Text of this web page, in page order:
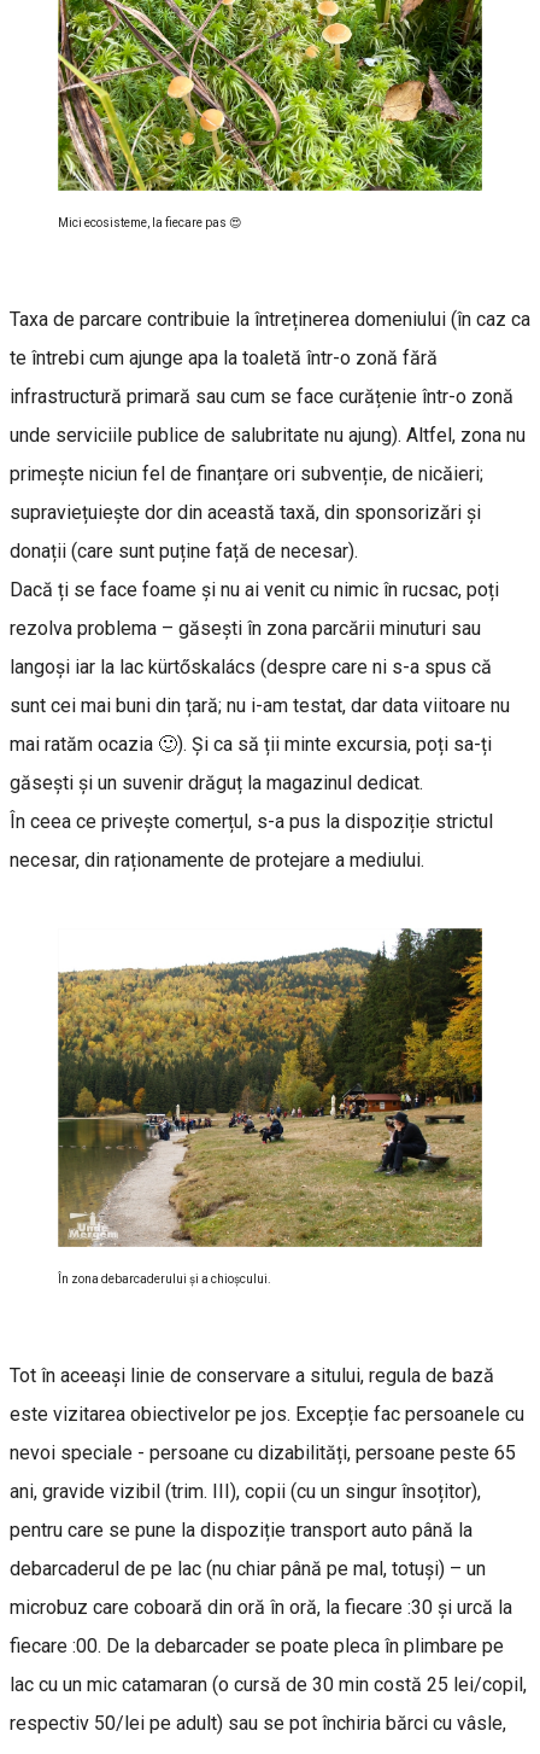
Mici ecosisteme, la fiecare pas 😍
Taxa de parcare contribuie la întreținerea domeniului (în caz ca
te întrebi cum ajunge apa la toaletă într-o zonă fără
infrastructură primară sau cum se face curățenie într-o zonă
unde serviciile publice de salubritate nu ajung). Altfel, zona nu
primește niciun fel de finanțare ori subvenție, de nicăieri;
supraviețuiește dor din această taxă, din sponsorizări și
donații (care sunt puține față de necesar).
Dacă ți se face foame și nu ai venit cu nimic în rucsac, poți
rezolva problema – găsești în zona parcării minuturi sau
langoși iar la lac kürtőskalács (despre care ni s-a spus că
sunt cei mai buni din țară; nu i-am testat, dar data viitoare nu
mai ratăm ocazia 🙂). Și ca să ții minte excursia, poți sa-ți
găsești și un suvenir drăguț la magazinul dedicat.
În ceea ce privește comerțul, s-a pus la dispoziție strictul
necesar, din raționamente de protejare a mediului.
În zona debarcaderului și a chioșcului.
Tot în aceeași linie de conservare a sitului, regula de bază
este vizitarea obiectivelor pe jos. Excepție fac persoanele cu
nevoi speciale - persoane cu dizabilități, persoane peste 65
ani, gravide vizibil (trim. III), copii (cu un singur însoțitor),
pentru care se pune la dispoziție transport auto până la
debarcaderul de pe lac (nu chiar până pe mal, totuși) – un
microbuz care coboară din oră în oră, la fiecare :30 și urcă la
fiecare :00. De la debarcader se poate pleca în plimbare pe
lac cu un mic catamaran (o cursă de 30 min costă 25 lei/copil,
respectiv 50/lei pe adult) sau se pot închiria bărci cu vâsle,